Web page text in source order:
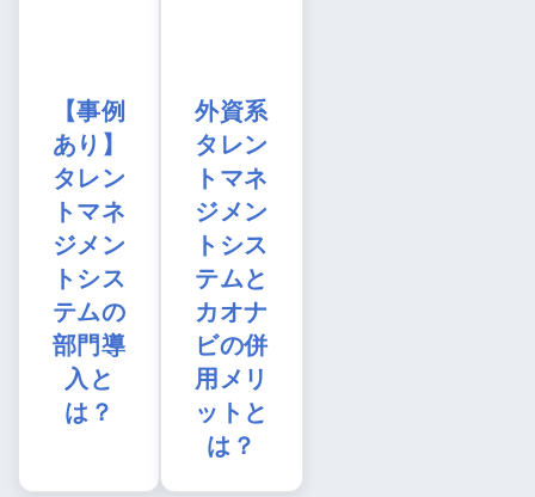
【事例
あり】
タレン
トマネ
ジメン
トシス
テムの
部門導
入と
は？
外資系
タレン
トマネ
ジメン
トシス
テムと
カオナ
ビの併
用メリ
ットと
は？